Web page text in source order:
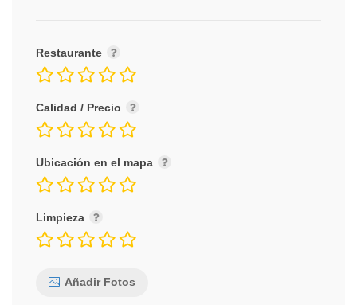
Restaurante
Calidad / Precio
Ubicación en el mapa
Limpieza
Añadir Fotos